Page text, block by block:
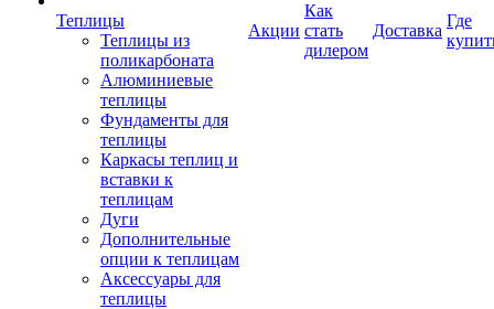
Теплицы
Теплицы из
поликарбоната
Алюминиевые
теплицы
Фундаменты для
теплицы
Каркасы теплиц и
вставки к
теплицам
Дуги
Дополнительные
опции к теплицам
Аксессуары для
теплицы
Акции
Как
стать
дилером
Доставка
Где